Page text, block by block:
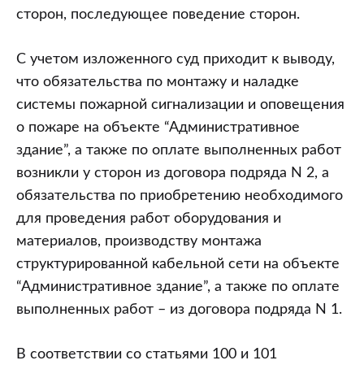
сторон, последующее поведение сторон.
С учетом изложенного суд приходит к выводу,
что обязательства по монтажу и наладке
системы пожарной сигнализации и оповещения
о пожаре на объекте “Административное
здание”, а также по оплате выполненных работ
возникли у сторон из договора подряда N 2, а
обязательства по приобретению необходимого
для проведения работ оборудования и
материалов, производству монтажа
структурированной кабельной сети на объекте
“Административное здание”, а также по оплате
выполненных работ – из договора подряда N 1.
В соответствии со статьями 100 и 101